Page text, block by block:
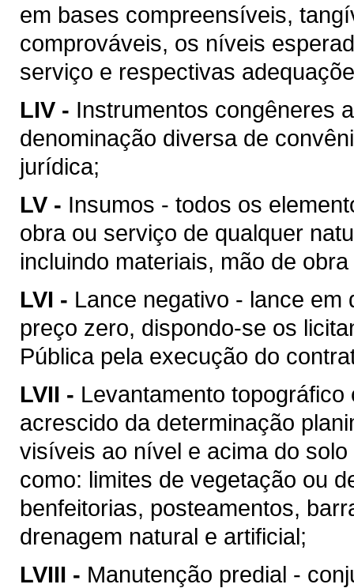
em bases compreensíveis,
comprováveis, os níveis
serviço e respectivas
LIV - Instrumentos congêneres
denominação diversa de
jurídica;
LV - Insumos - todos os
obra ou serviço de qualquer
incluindo materiais, mão de
LVI - Lance negativo - lance em
preço zero, dispondo-se os
Pública pela execução do
LVII - Levantamento
acrescido da determinação
visíveis ao nível e acima do
como: limites de vegetação ou
benfeitorias, posteamentos,
drenagem natural e artificial;
LVIII - Manutenção predial -